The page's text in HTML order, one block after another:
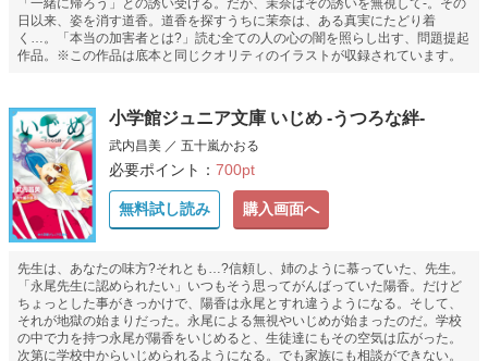
日以来、姿を消す道香。道香を探すうちに茉奈は、ある真実にたどり着
く…。「本当の加害者とは?」読む全ての人の心の闇を照らし出す、問題提起
作品。※この作品は底本と同じクオリティのイラストが収録されています。
小学館ジュニア文庫 いじめ -うつろな絆-
武内昌美 ／ 五十嵐かおる
必要ポイント： 700pt
無料試し読み 購入画面へ
先生は、あなたの味方?それとも…?信頼し、姉のように慕っていた、先生。
「永尾先生に認められたい」いつもそう思ってがんばっていた陽香。だけど
ちょっとした事がきっかけで、陽香は永尾とすれ違うようになる。そして、
それが地獄の始まりだった。永尾による無視やいじめが始まったのだ。学校
の中で力を持つ永尾が陽香をいじめると、生徒達にもその空気は広がった。
次第に学校中からいじめられるようになる。でも家族にも相談ができない。